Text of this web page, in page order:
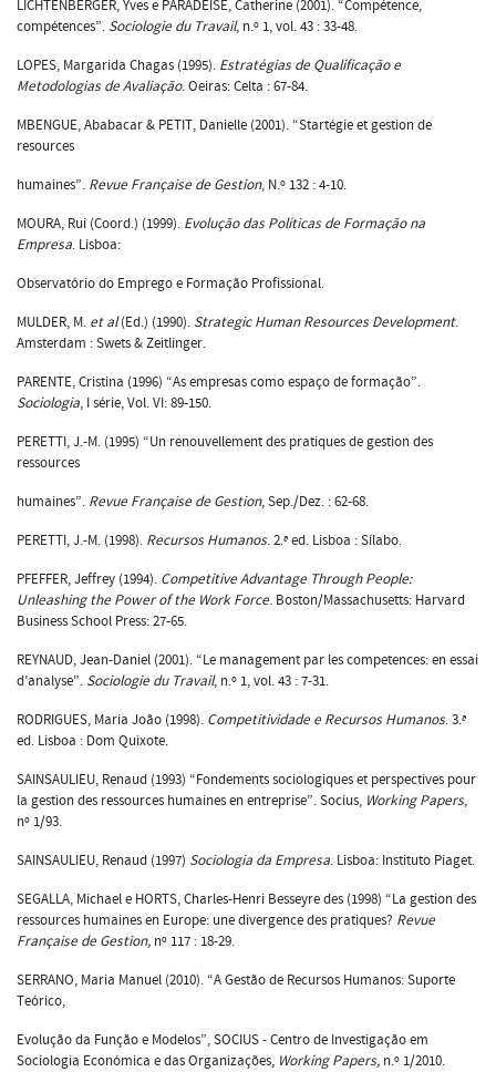
LICHTENBERGER, Yves e PARADEISE, Catherine (2001). “Compétence,
compétences”. Sociologie du Travail, n.º 1, vol. 43 : 33-48.
LOPES, Margarida Chagas (1995). Estratégias de Qualificação e
Metodologias de Avaliação. Oeiras: Celta : 67-84.
MBENGUE, Ababacar & PETIT, Danielle (2001). “Startégie et gestion de
resources
humaines”. Revue Française de Gestion, N.º 132 : 4-10.
MOURA, Rui (Coord.) (1999). Evolução das Políticas de Formação na
Empresa. Lisboa:
Observatório do Emprego e Formação Profissional.
MULDER, M. et al(Ed.) (1990). Strategic Human Resources Development.
Amsterdam : Swets & Zeitlinger.
PARENTE, Cristina (1996) “As empresas como espaço de formação”.
Sociologia, I série, Vol. VI: 89-150.
PERETTI, J.-M. (1995) “Un renouvellement des pratiques de gestion des
ressources
humaines”. Revue Française de Gestion, Sep./Dez. : 62-68.
PERETTI, J.-M. (1998). Recursos Humanos. 2.ª ed. Lisboa : Sílabo.
PFEFFER, Jeffrey (1994). Competitive Advantage Through People:
Unleashing the Power of the Work Force. Boston/Massachusetts: Harvard
Business School Press: 27-65.
REYNAUD, Jean-Daniel (2001). “Le management par les competences: en essai
d’analyse”. Sociologie du Travail, n.º 1, vol. 43 : 7-31.
RODRIGUES, Maria João (1998). Competitividade e Recursos Humanos. 3.ª
ed. Lisboa : Dom Quixote.
SAINSAULIEU, Renaud (1993) “Fondements sociologiques et perspectives pour
la gestion des ressources humaines en entreprise”. Socius, Working Papers,
nº 1/93.
SAINSAULIEU, Renaud (1997) Sociologia da Empresa. Lisboa: Instituto Piaget.
SEGALLA, Michael e HORTS, Charles-Henri Besseyre des (1998) “La gestion des
ressources humaines en Europe: une divergence des pratiques? Revue
Française de Gestion, nº 117 : 18-29.
SERRANO, Maria Manuel (2010). “A Gestão de Recursos Humanos: Suporte
Teórico,
Evolução da Função e Modelos”, SOCIUS - Centro de Investigação em
Sociologia Económica e das Organizações, Working Papers, n.º 1/2010.